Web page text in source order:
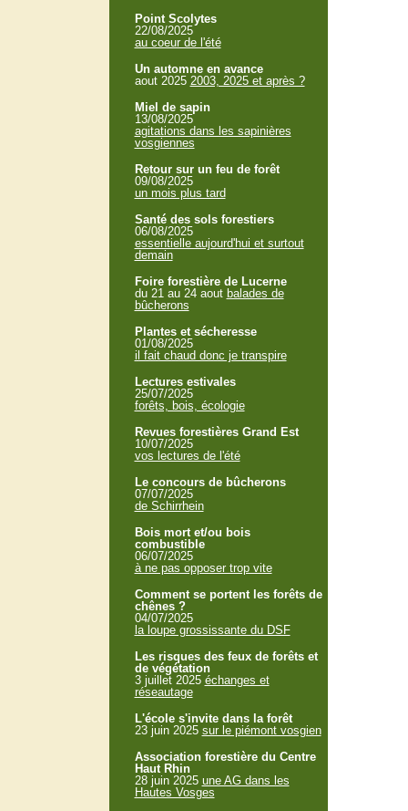
Point Scolytes
22/08/2025
au coeur de l'été
Un automne en avance
aout 2025 2003, 2025 et après ?
Miel de sapin
13/08/2025
agitations dans les sapinières
vosgiennes
Retour sur un feu de forêt
09/08/2025
un mois plus tard
Santé des sols forestiers
06/08/2025
essentielle aujourd'hui et surtout
demain
Foire forestière de Lucerne
du 21 au 24 aout balades de
bûcherons
Plantes et sécheresse
01/08/2025
il fait chaud donc je transpire
Lectures estivales
25/07/2025
forêts, bois, écologie
Revues forestières Grand Est
10/07/2025
vos lectures de l'été
Le concours de bûcherons
07/07/2025
de Schirrhein
Bois mort et/ou bois
combustible
06/07/2025
à ne pas opposer trop vite
Comment se portent les forêts de
chênes ?
04/07/2025
la loupe grossissante du DSF
Les risques des feux de forêts et
de végétation
3 juillet 2025 échanges et
réseautage
L'école s'invite dans la forêt
23 juin 2025 sur le piémont vosgien
Association forestière du Centre
Haut Rhin
28 juin 2025 une AG dans les
Hautes Vosges